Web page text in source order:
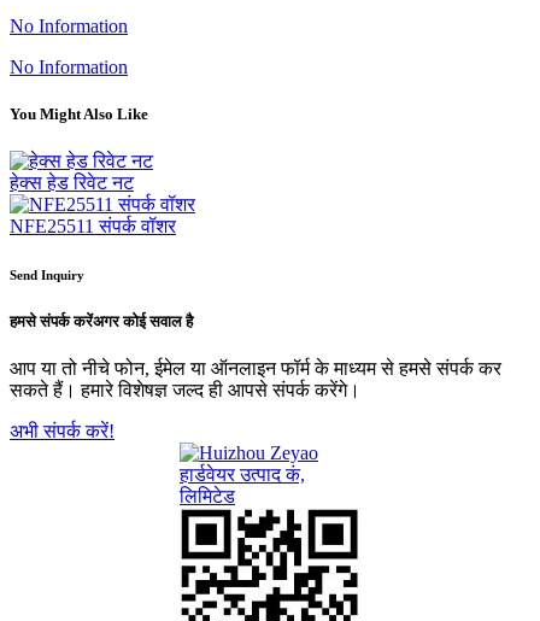
No Information
No Information
You Might Also Like
हेक्स हेड रिवेट नट
NFE25511 संपर्क वॉशर
Send Inquiry
हमसे संपर्क करेंअगर कोई सवाल है
आप या तो नीचे फोन, ईमेल या ऑनलाइन फॉर्म के माध्यम से हमसे संपर्क कर
सकते हैं। हमारे विशेषज्ञ जल्द ही आपसे संपर्क करेंगे।
अभी संपर्क करें!